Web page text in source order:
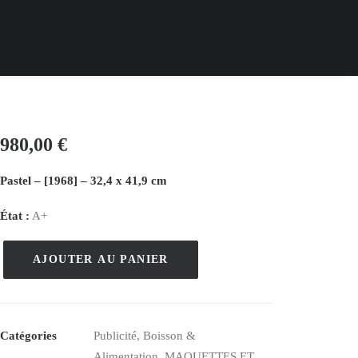
980,00 €
Pastel – [1968] – 32,4 x 41,9 cm
État : A+
Original,
AJOUTER AU PANIER
Catégories Publicité, Boisson &